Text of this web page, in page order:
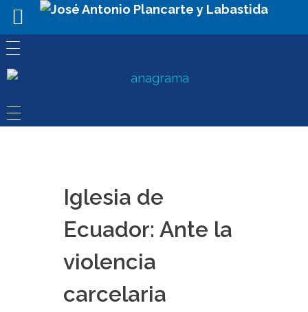
Iglesia de
Ecuador: Ante la
violencia
carcelaria